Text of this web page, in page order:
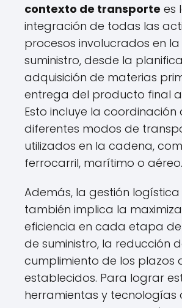
contexto de transporte es
integración de todas las
procesos involucrados en
suministro, desde la
adquisición de materias
entrega del producto final
Esto incluye la coordinación
diferentes modos de
utilizados en la cadena,
ferrocarril, marítimo o aéreo.
Además, la gestión
también implica la
eficiencia en cada etapa
de suministro, la reducción
cumplimiento de los plazos
establecidos. Para lograr
herramientas y tecnologías